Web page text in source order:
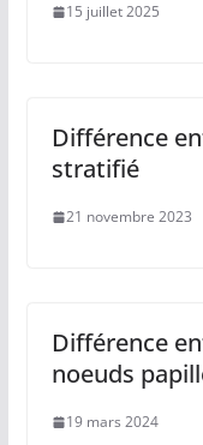
15 juillet 2025
Différence
stratifié
21 novembre 2023
Différence
noeuds
19 mars 2024